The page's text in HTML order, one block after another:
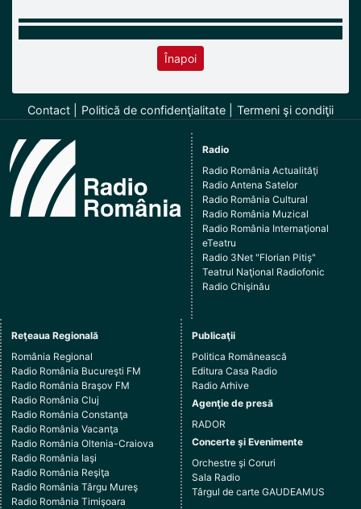
Înapoi
Contact Politică de confidenţialitate Termeni şi condiţii
Radio
Radio România Actualităţi
Radio Antena Satelor
Radio România Cultural
Radio România Muzical
Radio România Internaţional
eTeatru
Radio 3Net "Florian Pitiş"
Teatrul Naţional Radiofonic
Radio Chişinău
Reţeaua Regională
România Regional
Radio România Bucureşti FM
Radio România Braşov FM
Radio România Cluj
Radio România Constanţa
Radio România Vacanţa
Radio România Oltenia-Craiova
Radio România Iaşi
Radio România Reşiţa
Radio România Târgu Mureş
Radio România Timişoara
Publicaţii
Politica Românească
Editura Casa Radio
Radio Arhive
Agenţie de presă
RADOR
Concerte şi Evenimente
Orchestre şi Coruri
Sala Radio
Târgul de carte GAUDEAMUS